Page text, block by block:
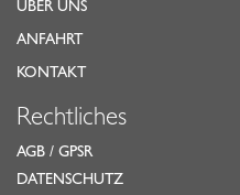
ÜBER UNS
ANFAHRT
KONTAKT
Rechtliches
AGB / GPSR
DATENSCHUTZ